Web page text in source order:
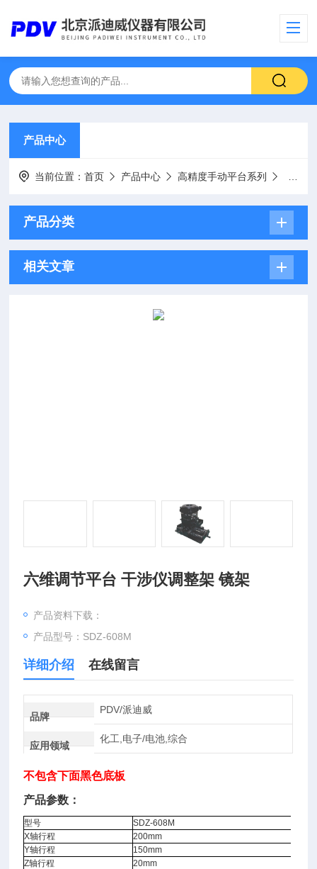
产品中心
当前位置：首页 产品中心 高精度手动平台系列
产品分类
相关文章
六维调节平台 干涉仪调整架 镜架
产品资料下载：
产品型号：SDZ-608M
详细介绍 在线留言
品牌
PDV/派迪威
应用领域
化工,电子/电池,综合
不包含下面黑色底板
产品参数：
型号
SDZ-608M
X轴行程
200mm
Y轴行程
150mm
Z轴行程
20mm